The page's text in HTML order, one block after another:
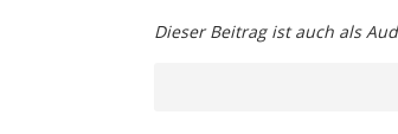
Dieser Beitrag ist auch als